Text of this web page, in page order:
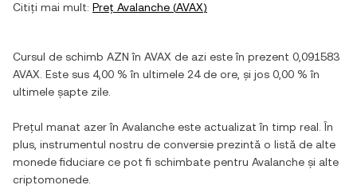
Citiți mai mult: Preț Avalanche (AVAX)
Cursul de schimb AZN în AVAX de azi este în prezent 0,091583
AVAX . Este sus 4,00 % în ultimele 24 de ore, și jos 0,00 % în
ultimele șapte zile.
Prețul manat azerîn Avalanche este actualizat în timp real. În
plus, instrumentul nostru de conversie prezintă o listă de alte
monede fiduciare ce pot fi schimbate pentru Avalanche și alte
criptomonede.